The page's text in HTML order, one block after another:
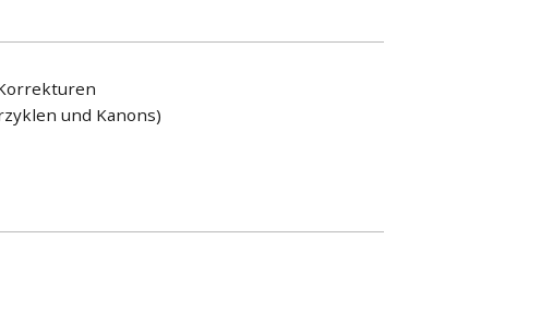
und Kanons)